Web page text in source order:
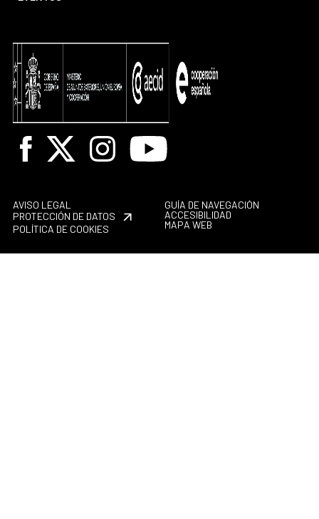
Facebook
X InstagramYoutube
AVISO LEGAL
PROTECCIÓN DE DATOS
POLÍTICA DE COOKIES
GUÍA DE NAVEGACIÓN
ACCESIBILIDAD
MAPA WEB